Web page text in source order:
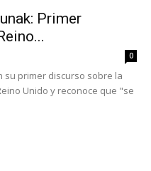
Primer
0
su primer discurso sobre la
Unido y reconoce que "se